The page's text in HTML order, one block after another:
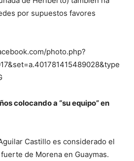
por supuestos favores
photo.php?
colocando a “su equipo”en
Castillo es considerado el
de Morena en Guaymas.